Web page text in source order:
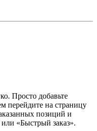
Просто добавьте
перейдите на страницу
позиций и
«Быстрый заказ».